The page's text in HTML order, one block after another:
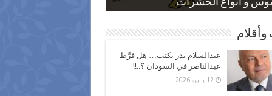
و أنواع الحشرات
بعد ارتفاع الأسعار
نسبة الطلاق في مصر
كاركاتيرية
كاركاتيرية
وأقلام
عبدالسلام بدر يكتب… هل فرَّط
عبدالناصر في السودان ؟..!!
12 يناير، 2026